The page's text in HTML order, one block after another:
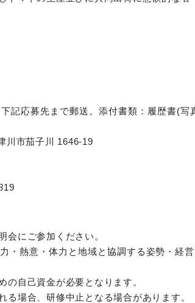
記応募先まで郵送。添付書類：履歴書(写
川市茄子川 1646-19
会にご参加ください。
・熱意・体力と地域と協調する姿勢・経
の自己資金が必要となります。
る場合、研修中止となる場合があります。